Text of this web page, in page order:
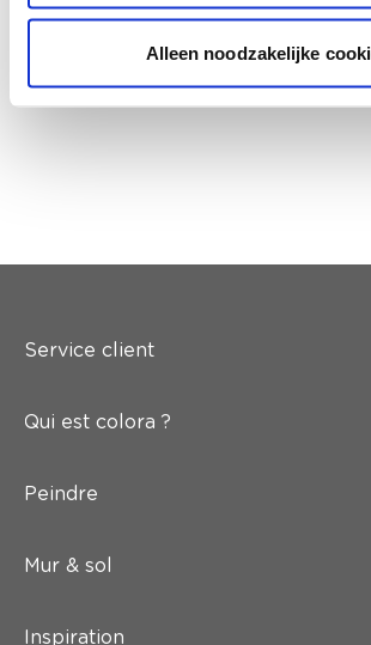
Alleen noodzakelijke
Obtenez un contrôle
Service client
Qui est colora ?
Peindre
Mur & sol
Inspiration